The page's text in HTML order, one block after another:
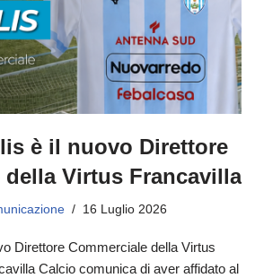
è il nuovo Direttore
della Virtus Francavilla
16 Luglio 2026
Direttore Commerciale della Virtus
Calcio comunica di aver affidato al